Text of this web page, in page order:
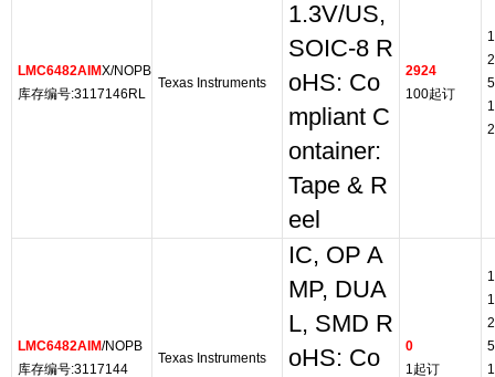
LMC6482AIMX/NOPB
库存编号:3117146RL
Texas Instruments
1.3V/US,
SOIC-8 R
oHS: Co
mpliant C
ontainer:
Tape & R
eel
2924
100起订
LMC6482AIM/NOPB
库存编号:3117144
Texas Instruments
IC, OP A
MP, DUA
L, SMD R
oHS: Co
0
1起订